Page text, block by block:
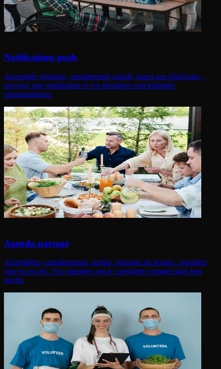
Notifications push
Assemblée générale, entraînement annulé, appel aux bénévoles :
envoyez une notification et vos members sont informés
instantanément.
Agenda partagé
Assemblées, entraînements, sorties, réunions de bureau : planifiez
tout en un clic. Vos members ont le calendrier complet dans leur
poche.